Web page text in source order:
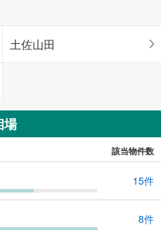
土佐山田
場
該当物件数
15件
8件